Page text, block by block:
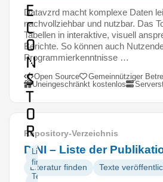
E
c
o
n
S
t
o
r
Literatur
finden
Texte
Datavzrd macht komplexe Daten
nachvollziehbar und nutzbar. Das
Tabellen in interaktive, visuell
Berichte. So können auch
Programmierkenntnisse …
Open Source
Gemeinnütziger
Uneingeschränkt kostenlos
Repository-Verzeichnis
DINI – Liste der
Literatur finden Texte